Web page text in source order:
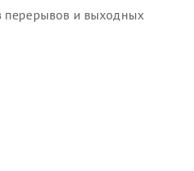
и выходных